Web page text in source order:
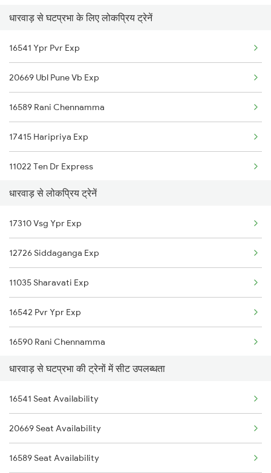
Dharwad to Koppal Trains
Ghatprabha to Bhopal Trains
Ghatprabha to Tholahunase Trains
Ghatprabha to Gokak Trains
धारवाड़ से घटप्रभा के लिए लोकप्रिय ट्रेनें
16541 Ypr Pvr Exp
20669 Ubl Pune Vb Exp
16589 Rani Chennamma
17415 Haripriya Exp
11022 Ten Dr Express
17317 Ubl Dr Express
धारवाड़ से लोकप्रिय ट्रेनें
17310 Vsg Ypr Exp
12726 Siddaganga Exp
11035 Sharavati Exp
16542 Pvr Ypr Exp
16590 Rani Chennamma
17302 Bgm Mys Exp
1013 Ltt Cbe Spl
1035 Dr Mysuru Spl
1036 Mys Dr Exp
धारवाड़ से घटप्रभा की ट्रेनों में सीट उपलब्धता
16541 Seat Availability
20669 Seat Availability
16589 Seat Availability